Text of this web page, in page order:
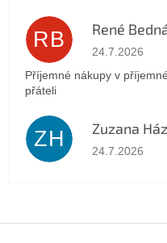
RB René
Hodnotenie
24.7.2026
Příjemné nákupy v
přáteli
ZH Zuzana
Hodnotenie
24.7.2026